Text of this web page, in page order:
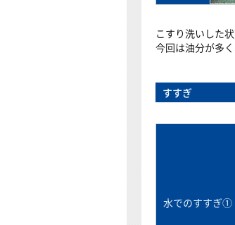
こすり洗いした状
今回は油分が多
すすぎ
水でのすすぎ①